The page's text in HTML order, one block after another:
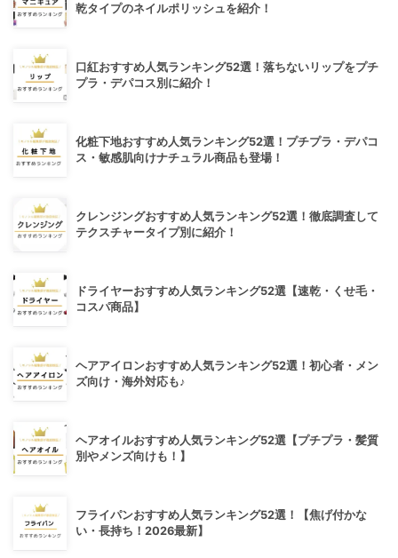
乾タイプのネイルポリッシュを紹介！
口紅おすすめ人気ランキング52選！落ちないリップをプチ
プラ・デパコス別に紹介！
化粧下地おすすめ人気ランキング52選！プチプラ・デパコ
ス・敏感肌向けナチュラル商品も登場！
クレンジングおすすめ人気ランキング52選！徹底調査して
テクスチャータイプ別に紹介！
ドライヤーおすすめ人気ランキング52選【速乾・くせ毛・
コスパ商品】
ヘアアイロンおすすめ人気ランキング52選！初心者・メン
ズ向け・海外対応も♪
ヘアオイルおすすめ人気ランキング52選【プチプラ・髪質
別やメンズ向けも！】
フライパンおすすめ人気ランキング52選！【焦げ付かな
い・長持ち！2026最新】